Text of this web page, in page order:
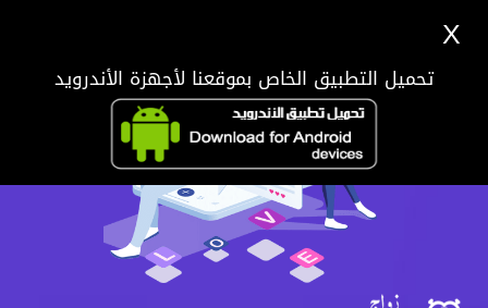
X
تحميل التطبيق الخاص بموقعنا لأجهزة الأندرويد